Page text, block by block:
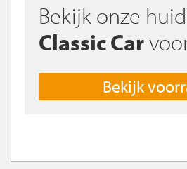
Bekijk onze
Classic Car
Bekijk